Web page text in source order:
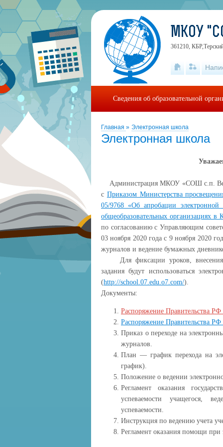
Главная » Электронная школа
Электронная школа
Администрация МКОУ «СОШ с.п.
с Приказом Министерства
05/9768 «Об апробации электронной
общеобразовательных организациях
по согласованию с Управляющим
03 ноября 2020 года с 9 ноября 2020
журналов и ведение бумажных
Для фиксации уроков, внесения
задания будут использоваться
(http://school.07.edu.o7.com/).
Документы:
Распоряжение Правительства
Распоряжение Правительства
Приказ о переходе на
журналов.
План — график перехода на
график).
Положение о ведении
Регламент оказания
успеваемости учащегося,
успеваемости.
Инструкция по ведению учета
Регламент оказания помощи при
МКОУ
361210,
Сведения об образовательной